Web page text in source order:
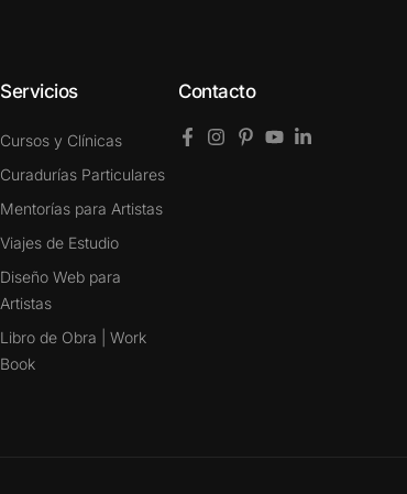
Servicios
Cursos y Clínicas
Curadurías Particulares
Mentorías para Artistas
Viajes de Estudio
Diseño Web para
Artistas
Libro de Obra | Work
Book
Contacto